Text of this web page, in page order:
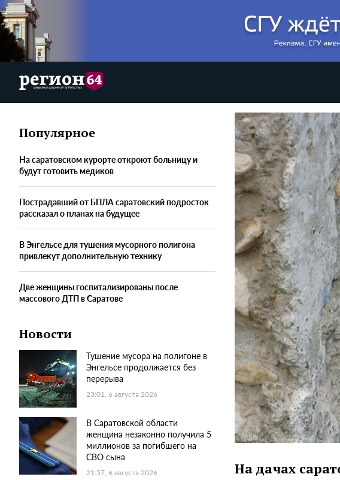
Популярное
На саратовском курорте откроют больницу и
будут готовить медиков
Пострадавший от БПЛА саратовский подросток
рассказал о планах на будущее
В Энгельсе для тушения мусорного полигона
привлекут дополнительную технику
Две женщины госпитализированы после
массового ДТП в Саратове
Новости
Тушение мусора на полигоне в
Энгельсе продолжается без
перерыва
23:01, 6 августа 2026
В Саратовской области
женщина незаконно получила 5
миллионов за погибшего на
СВО сына
21:57, 6 августа 2026 На дачах